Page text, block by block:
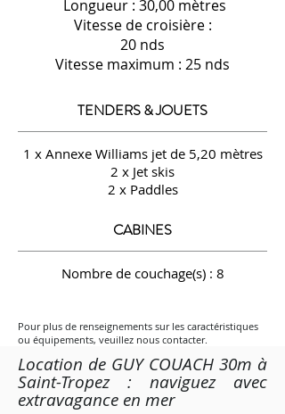
Longueur : 30,00 mètres
Vitesse de croisière :
20 nds
Vitesse maximum : 25 nds
TENDERS & JOUETS
1 x Annexe Williams jet de 5,20 mètres
2 x Jet skis
2 x Paddles
CABINES
Nombre de couchage(s) : 8
Pour plus de renseignements sur les caractéristiques
ou équipements, veuillez nous contacter.
Location de GUY COUACH 30m à
Saint-Tropez : naviguez avec
extravagance en mer